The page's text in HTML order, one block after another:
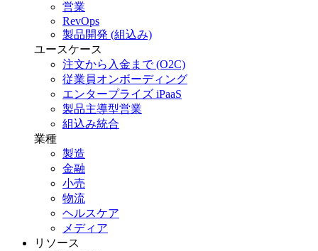
営業
RevOps
製品開発 (組込み)
ユースケース
注文から入金まで (O2C)
従業員オンボーディング
エンタープライズ iPaaS
製品主導型営業
組込み統合
業種
製造
金融
小売
物流
ヘルスケア
メディア
リソース